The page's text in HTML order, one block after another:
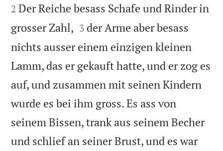
2 Der Reiche besass Schafe und Rinder in
grosser Zahl, 

3 der Arme aber besass
nichts ausser einem einzigen kleinen
Lamm, das er gekauft hatte, und er zog es
auf, und zusammen mit seinen Kindern
wurde es bei ihm gross. Es ass von
seinem Bissen, trank aus seinem Becher
und schlief an seiner Brust, und es war